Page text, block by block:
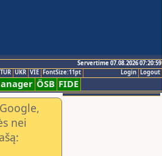
Servertime 07.08.2026 07:20:59
Logout
Login
TUR UKR VIE FontSize:11pt
ÖSB FIDE
nei